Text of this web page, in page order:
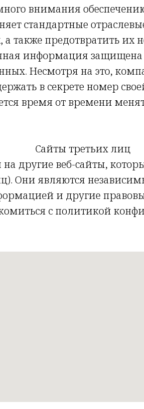
внимания
стандартные
а также предотвратить
информация
Несмотря на это,
в секрете номер
время от времени
Сайты третьих лиц
другие веб-сайты,
Они являются
и другие
с политикой